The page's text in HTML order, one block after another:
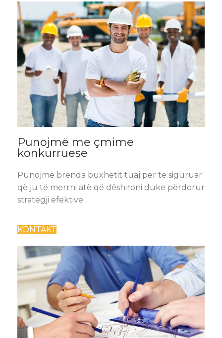
Punojmë me çmime
konkurruese
Punojmë brenda buxhetit tuaj për të siguruar
që ju të merrni atë që dëshironi duke përdorur
strategji efektive.
KONTAKT